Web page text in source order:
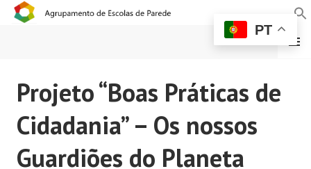
AGRUPAMENTO DE
ESCOLAS DE PAREDE
MENU
Projeto “Boas Práticas de
Cidadania” – Os nossos
Guardiões do Planeta
PT